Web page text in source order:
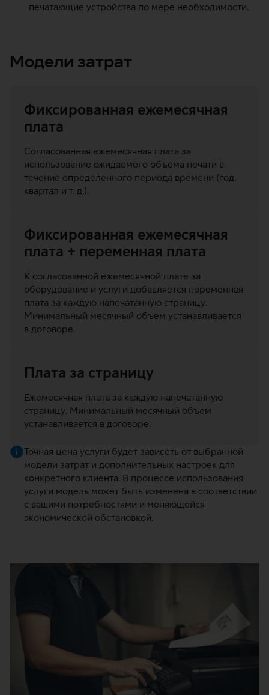
печатающие устройства по мере необходимости.
Модели затрат
Фиксированная ежемесячная
плата
Согласованная ежемесячная плата за
использование ожидаемого объема печати в
течение определенного периода времени (год,
квартал и т. д.).
Фиксированная ежемесячная
плата + переменная плата
К согласованной ежемесячной плате за
оборудование и услуги добавляется переменная
плата за каждую напечатанную страницу.
Минимальный месячный объем устанавливается
в договоре.
Плата за страницу
Ежемесячная плата за каждую напечатанную
страницу. Минимальный месячный объем
устанавливается в договоре.
Точная цена услуги будет зависеть от выбранной
модели затрат и дополнительных настроек для
конкретного клиента. В процессе использования
услуги модель может быть изменена в соответствии
с вашими потребностями и меняющейся
экономической обстановкой.